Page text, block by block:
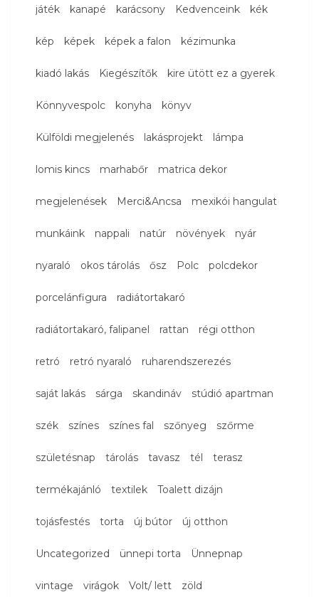
játék kanapé karácsony Kedvenceink kék
kép képek képek a falon kézimunka
kiadó lakás Kiegészítők kire ütött ez a gyerek
Könnyvespolc konyha könyv
Külföldi megjelenés lakásprojekt lámpa
lomis kincs marhabőr matrica dekor
megjelenések Merci&Ancsa mexikói hangulat
munkáink nappali natúr növények nyár
nyaraló okos tárolás ősz Polc polcdekor
porcelánfigura radiátortakaró
radiátortakaró, falipanel rattan régi otthon
retró retró nyaraló ruharendszerezés
saját lakás sárga skandináv stúdió apartman
szék színes színes fal szőnyeg szőrme
születésnap tárolás tavasz tél terasz
termékajánló textilek Toalett dizájn
tojásfestés torta új bútor új otthon
Uncategorized ünnepi torta Ünnepnap
vintage virágok Volt/ lett zöld